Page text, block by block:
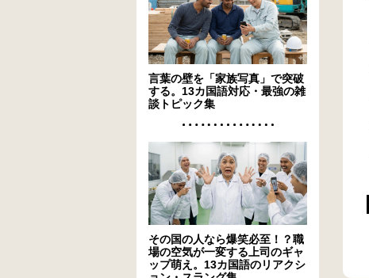
言葉の壁を「家族写真」で突破
する。13カ国語対応・最強の雑
談トピック集
その国の人なら爆笑必至！？職
場の空気が一変する上司のギャ
ップ萌え。13カ国語のリアクシ